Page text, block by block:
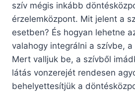
szív mégis inkább
érzelemközpont. Mit jelent a
esetben? És hogyan lehetne
valahogy integrálni a szívbe,
Mert valljuk be, a szívből
látás vonzerejét rendesen
behelyettesítjük a